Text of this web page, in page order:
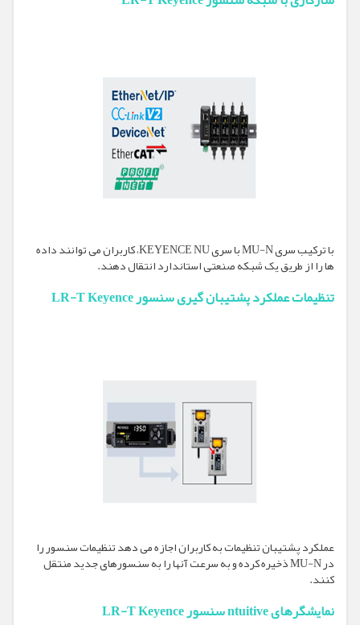
با ترکیب سری MU-N با سری KEYENCE NU، کاربران می توانند داده
ها را از طریق یک شبکه صنعتی استاندارد انتقال دهند.
تنظیمات عملکرد پشتیبان گیری سنسور LR-T Keyence
عملکرد پشتیبان تنظیمات به کاربران اجازه می دهد تنظیمات سنسور را
در MU-N ذخیره کرده و به سرعت آنها را به سنسورهای جدید منتقل
کنند.
نمایشگرهای ntuitive سنسور LR-T Keyence